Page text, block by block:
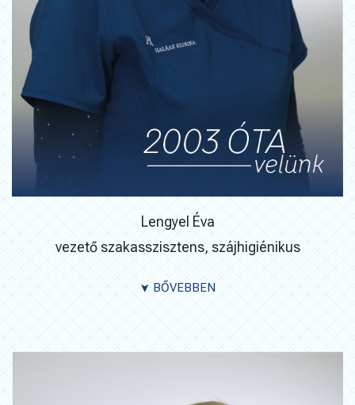
Lengyel Éva
vezető szakasszisztens, szájhigiénikus
➤ BŐVEBBEN